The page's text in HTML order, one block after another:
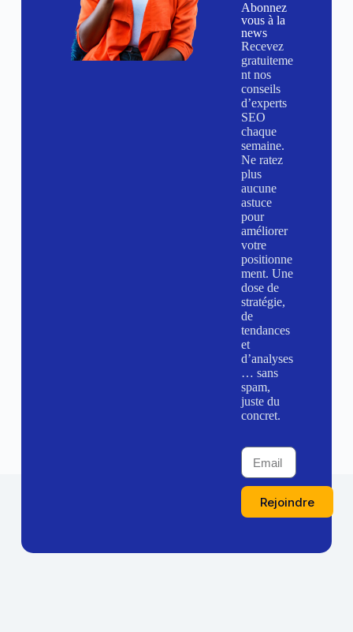
Abonnez
vous à la
news
Recevez
gratuiteme
nt nos
conseils
d’experts
SEO
chaque
semaine.
Ne ratez
plus
aucune
astuce
pour
améliorer
votre
positionne
ment. Une
dose de
stratégie,
de
tendances
et
d’analyses
… sans
spam,
juste du
concret.
Rejoindre